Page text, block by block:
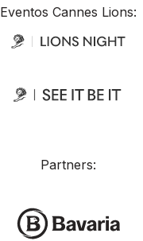
Eventos Cannes Lions:
Partners: